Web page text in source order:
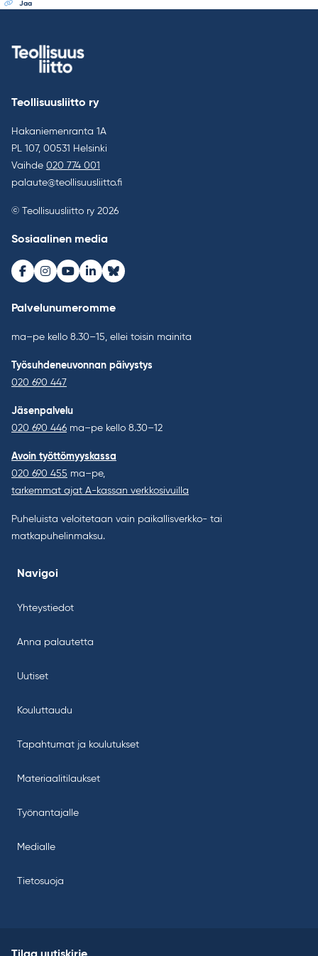
Jaa
Teollisuusliitto ry
Hakaniemenranta 1A
PL 107, 00531 Helsinki
Vaihde 020 774 001
palaute@teollisuusliitto.fi
© Teollisuusliitto ry 2026
Sosiaalinen media
Facebook
Instagram
Youtube
LinkedInBluesky
Palvelunumeromme
ma–pe kello 8.30–15, ellei toisin mainita
Työsuhdeneuvonnan päivystys
020 690 447
Jäsenpalvelu
020 690 446 ma–pe kello 8.30–12
Avoin työttömyyskassa
020 690 455 ma–pe,
tarkemmat ajat A-kassan verkkosivuilla
Puheluista veloitetaan vain paikallisverkko- tai
matkapuhelinmaksu.
Navigoi
Yhteystiedot
Anna palautetta
Uutiset
Kouluttaudu
Tapahtumat ja koulutukset
Materiaalitilaukset
Työnantajalle
Medialle
Tietosuoja